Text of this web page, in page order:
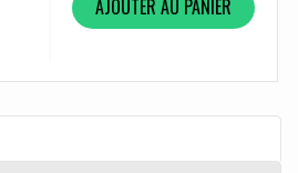
AJOUTER AU PANIER